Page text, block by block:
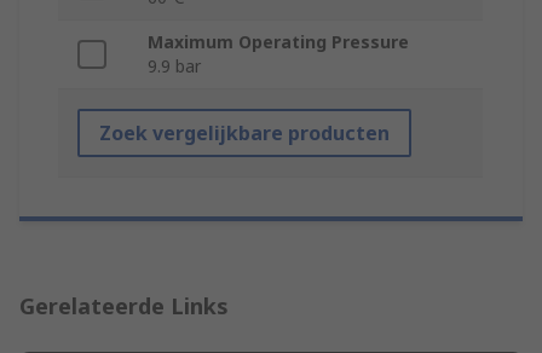
Maximum Operating Pressure
9.9 bar
Zoek vergelijkbare producten
Gerelateerde Links